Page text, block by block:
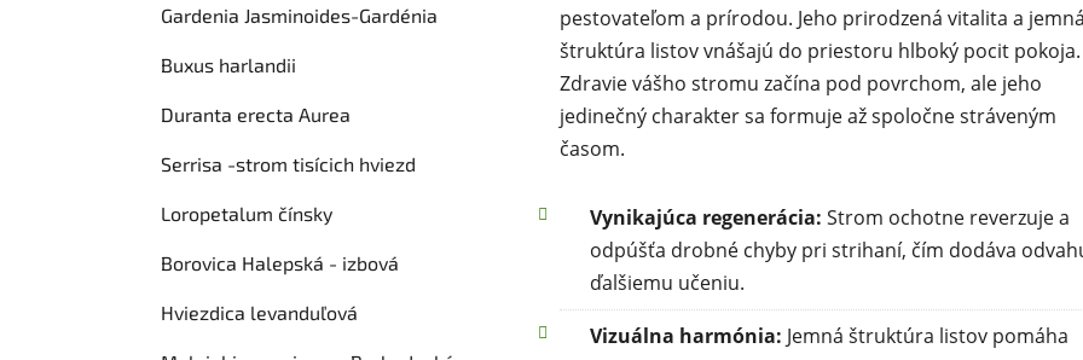
Gardenia Jasminoides-Gardénia
Buxus harlandii
Duranta erecta Aurea
Serrisa -strom tisícich hviezd
Loropetalum čínsky
Borovica Halepská - izbová
Hviezdica levanduľová
pestovateľom a prírodou. Jeho prirodzená vitalita a
štruktúra listov vnášajú do priestoru hlboký pocit pokoja.
Zdravie vášho stromu začína pod povrchom, ale jeho
jedinečný charakter sa formuje až spoločne stráveným
časom.
Vynikajúca regenerácia: Strom ochotne reverzuje a
odpúšťa drobné chyby pri strihaní, čím dodáva
ďalšiemu učeniu.
Vizuálna harmónia: Jemná štruktúra listov pomáha